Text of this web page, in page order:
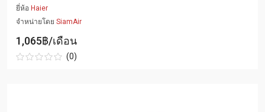
ยี่ห้อ Haier
จำหน่ายโดย SiamAir
1,065฿/เดือน
(0)